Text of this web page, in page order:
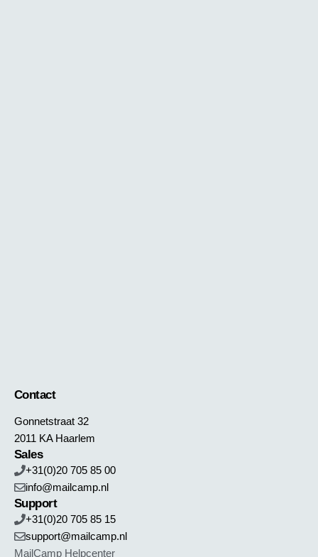
Contact
Gonnetstraat 32
2011 KA Haarlem
Sales
+31(0)20 705 85 00
info@mailcamp.nl
Support
+31(0)20 705 85 15
support@mailcamp.nl
MailCamp Helpcenter